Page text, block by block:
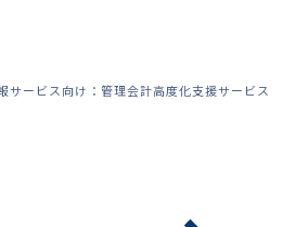
サービス向け：管理会計高度化支援サービス